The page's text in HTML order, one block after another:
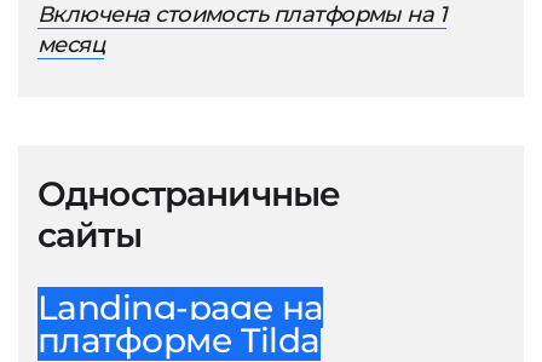
Включена стоимость платформы на 1
месяц
Одностраничные
сайты
Landing-page на
платформе Tilda